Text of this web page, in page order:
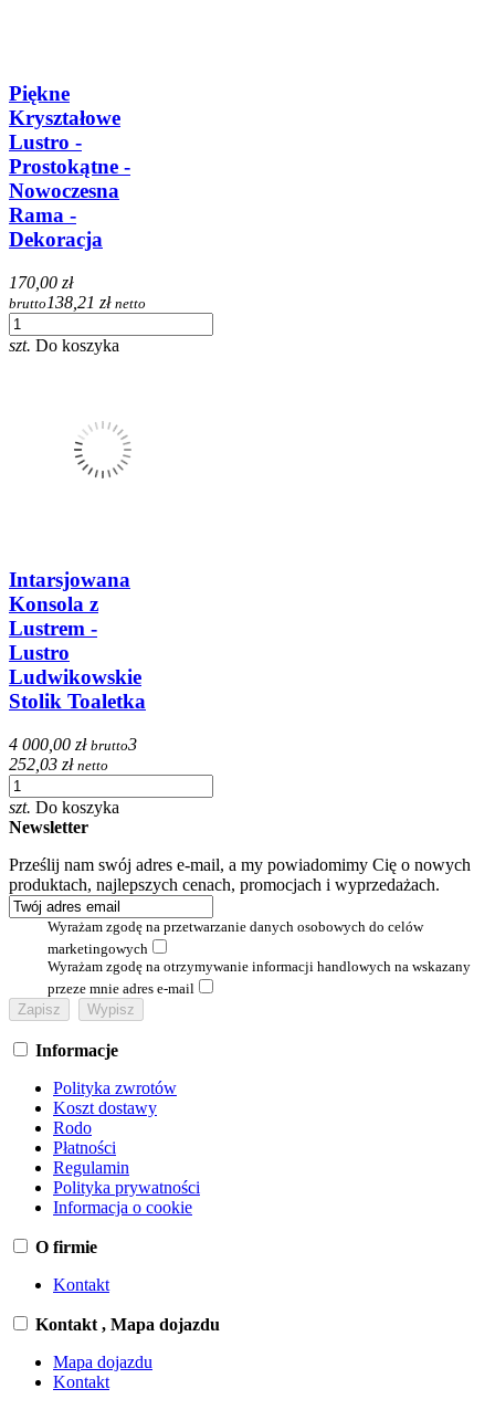
Piękne
Kryształowe
Lustro -
Prostokątne -
Nowoczesna
Rama -
Dekoracja
170,00 zł
brutto 138,21 zł netto
szt. Do koszyka
Intarsjowana
Konsola z
Lustrem -
Lustro
Ludwikowskie
Stolik Toaletka
4 000,00 zł brutto3
252,03 zł netto
szt. Do koszyka
Newsletter
Prześlij nam swój adres e-mail, a my powiadomimy Cię o nowych
produktach, najlepszych cenach, promocjach i wyprzedażach.
Wyrażam zgodę na przetwarzanie danych osobowych do celów
marketingowych
Wyrażam zgodę na otrzymywanie informacji handlowych na wskazany
przeze mnie adres e-mail
Informacje
Polityka zwrotów
Koszt dostawy
Rodo
Płatności
Regulamin
Polityka prywatności
Informacja o cookie
O firmie
Kontakt
Kontakt , Mapa dojazdu
Mapa dojazdu
Kontakt